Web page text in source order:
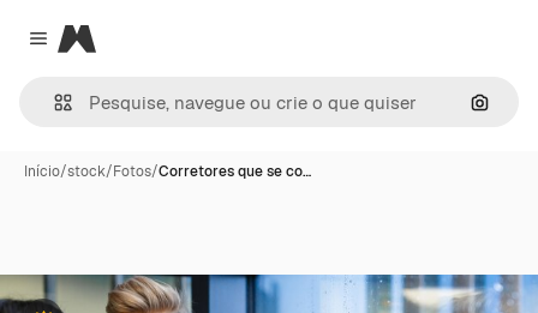
Close menu
Magnific
Início/stock/Fotos/Corretores que se co…